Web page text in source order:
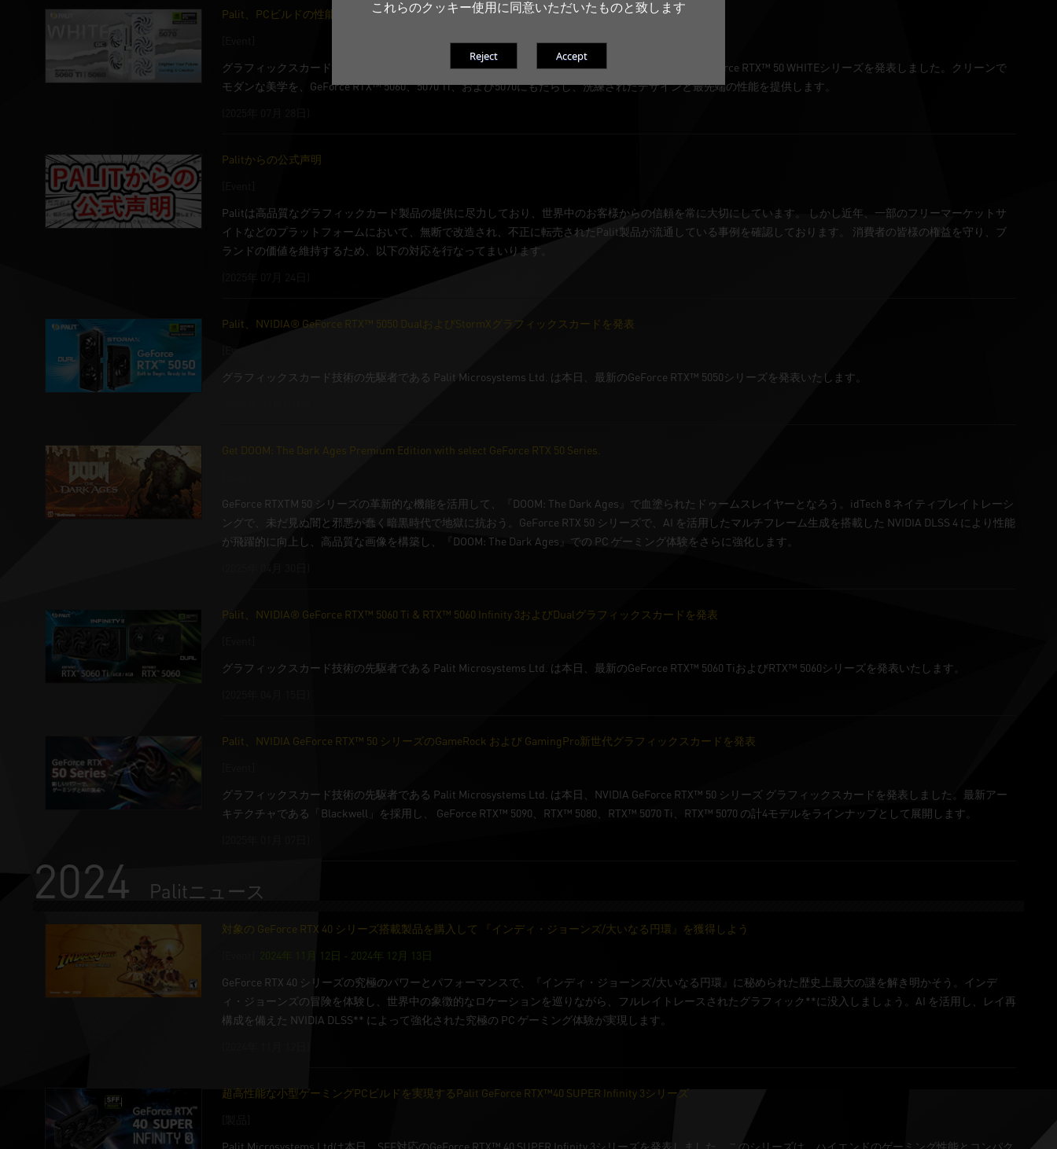
これらのクッキー使用に同意いただいたものと致します
Palit、PCビルドの性能とスタイルを再定義するNVIDIA® GeForce RTX™ 50 WHITEシリーズ発表
グラフィックスカードのリーディングカンパニーであるPalit Microsystems Ltdは本日、NVIDIA® GeForce RTX™ 50 WHITEシリーズを発表しました。クリーンで
モダンな美学を、GeForce RTX™ 5060、5070 Ti、および5070にもたらし、洗練されたデザインと最先端の性能を提供します。
Palitからの公式声明
Palitは高品質なグラフィックカード製品の提供に尽力しており、世界中のお客様からの信頼を常に大切にしています。 しかし近年、一部のフリーマーケットサ
イトなどのプラットフォームにおいて、無断で改造され、不正に転売されたPalit製品が流通している事例を確認しております。 消費者の皆様の権益を守り、ブ
ランドの価値を維持するため、以下の対応を行なってまいります。
Palit、NVIDIA® GeForce RTX™ 5050 DualおよびStormXグラフィックスカードを発表
グラフィックスカード技術の先駆者である Palit Microsystems Ltd. は本日、最新のGeForce RTX™ 5050シリーズを発表いたします。
Get DOOM: The Dark Ages Premium Edition with select GeForce RTX 50 Series.
GeForce RTXTM 50 シリーズの革新的な機能を活用して、『DOOM: The Dark Ages』で血塗られたドゥームスレイヤーとなろう。idTech 8 ネイティブレイトレーシ
ングで、未だ見ぬ闇と邪悪が蠢く暗黒時代で地獄に抗おう。GeForce RTX 50 シリーズで、AI を活用したマルチフレーム生成を搭載した NVIDIA DLSS 4 により性能
が飛躍的に向上し、高品質な画像を構築し、『DOOM: The Dark Ages』での PC ゲーミング体験をさらに強化します。
Palit、NVIDIA® GeForce RTX™ 5060 Ti & RTX™ 5060 Infinity 3およびDualグラフィックスカードを発表
グラフィックスカード技術の先駆者である Palit Microsystems Ltd. は本日、最新のGeForce RTX™ 5060 TiおよびRTX™ 5060シリーズを発表いたします。
Palit、NVIDIA GeForce RTX™ 50 シリーズのGameRock および GamingPro新世代グラフィックスカードを発表
グラフィックスカード技術の先駆者である Palit Microsystems Ltd. は本日、NVIDIA GeForce RTX™ 50 シリーズ グラフィックスカードを発表しました。最新アー
キテクチャである「Blackwell」を採用し、 GeForce RTX™ 5090、RTX™ 5080、RTX™ 5070 Ti、RTX™ 5070 の計4モデルをラインナップとして展開します。
2024 Palitニュース
対象の GeForce RTX 40 シリーズ搭載製品を購入して 『インディ・ジョーンズ/大いなる円環』を獲得しよう
2024年 11月 12日 - 2024年 12月 13日
GeForce RTX 40 シリーズの究極のパワーとパフォーマンスで、『インディ・ジョーンズ/大いなる円環』に秘められた歴史上最大の謎を解き明かそう。インデ
ィ・ジョーンズの冒険を体験し、世界中の象徴的なロケーションを巡りながら、フルレイトレースされたグラフィック**に没入しましょう。AI を活用し、レイ再
構成を備えた NVIDIA DLSS** によって強化された究極の PC ゲーミング体験が実現します。
超高性能な小型ゲーミングPCビルドを実現するPalit GeForce RTX™40 SUPER Infinity 3シリーズ
Palit Microsystems Ltdは本日、SFF対応のGeForce RTX™ 40 SUPER Infinity 3シリーズを発表しました。このシリーズは、ハイエンドのゲーミング性能とコンパク